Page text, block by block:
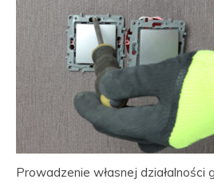
Prowadzenie własnej działalności